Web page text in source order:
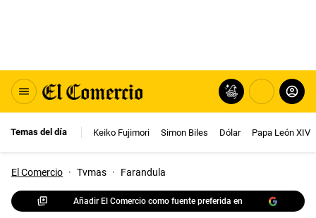
Temas del día Keiko Fujimori Simon Biles Dólar Papa León XIV
El Comercio · Tvmas · Farandula
Añadir El Comercio como fuente preferida en